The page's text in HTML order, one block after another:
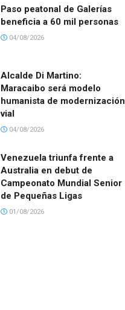
Paso peatonal de Galerías
beneficia a 60 mil personas
04/08/2026
Alcalde Di Martino:
Maracaibo será modelo
humanista de modernización
vial
04/08/2026
Venezuela triunfa frente a
Australia en debut de
Campeonato Mundial Senior
de Pequeñas Ligas
01/08/2026